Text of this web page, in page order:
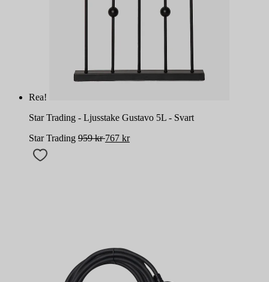
Rea!
Star Trading - Ljusstake Gustavo 5L - Svart
Star Trading 959kr 767 kr